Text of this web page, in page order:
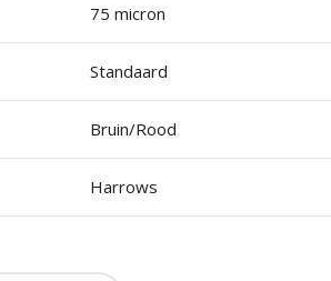
75 micron
Standaard
Bruin/Rood
Harrows